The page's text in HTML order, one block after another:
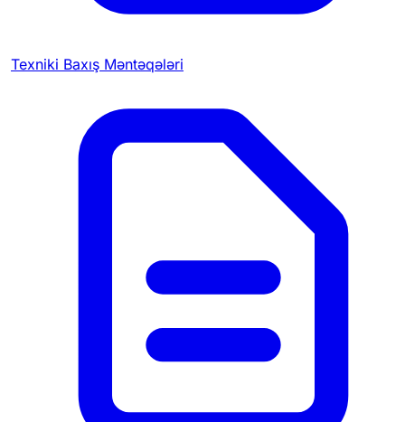
Texniki Baxış Məntəqələri